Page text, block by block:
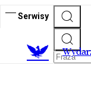
Serwisy